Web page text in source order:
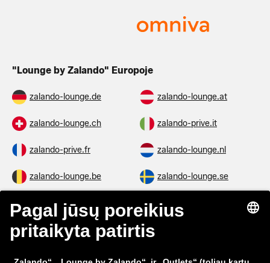
"Lounge by Zalando" Europoje
zalando-lounge.de zalando-lounge.at
zalando-lounge.ch zalando-prive.it
zalando-prive.fr zalando-lounge.nl
zalando-lounge.be zalando-lounge.se
zalando-lounge.fi zalando-lounge.dk
zalando-lounge.co.uk